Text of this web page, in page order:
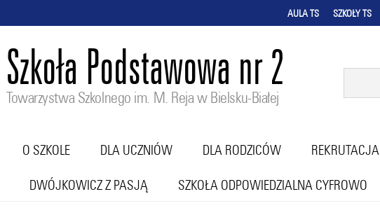
AULA TS SZKOŁY TS
Szkoła Podstawowa nr 2
Towarzystwa Szkolnego im. M. Reja w Bielsku-Białej
O SZKOLE DLA UCZNIÓW DLA RODZICÓW REKRUTACJA
DWÓJKOWICZ Z PASJĄ SZKOŁA ODPOWIEDZIALNA CYFROWO